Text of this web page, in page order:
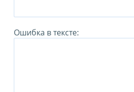
Ошибка в тексте: